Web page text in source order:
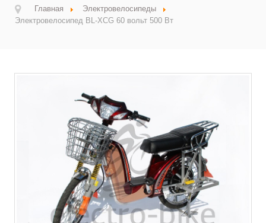
Главная
Электровелосипеды
Электровелосипед BL-ХCG 60 вольт 500 Вт